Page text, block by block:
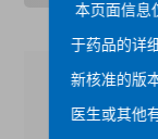
本页面信息
于药品的详
新核准的版
医生或其他